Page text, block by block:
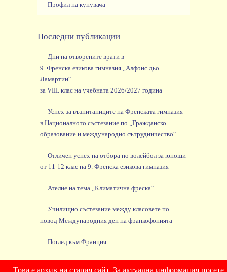
Профил на купувача
Последни публикации
Дни на отворените врати в
9. Френска езикова гимназия „Алфонс дьо
Ламартин“
за VIII. клас на учебната 2026/2027 година
Успех за възпитаниците на Френската гимназия
в Националното състезание по „Гражданско
образование и международно сътрудничество“
Отличен успех на отбора по волейбол за юноши
от 11-12 клас на 9. Френска езикова гимназия
Ателие на тема „Климатична фреска“
Училищно състезание между класовете по
повод Международния ден на франкофонията
Поглед към Франция
Това е архив на стария сайт. За актуална информация посете